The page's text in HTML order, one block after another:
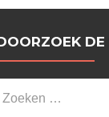
DE
naar: